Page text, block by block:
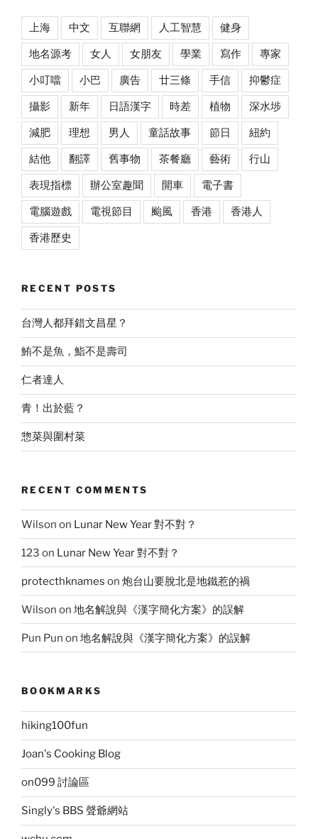
上海 中文 互聯網 人工智慧 健身
地名源考 女人 女朋友 學業 寫作 專家
小叮噹 小巴 廣告 廿三條 手信 抑鬱症
攝影 新年 日語漢字 時差 植物 深水埗
減肥 理想 男人 童話故事 節日 紐約
結他 翻譯 舊事物 茶餐廳 藝術 行山
表現指標 辦公室趣聞 開車 電子書
電腦遊戲 電視節目 颱風 香港 香港人
香港歷史
RECENT POSTS
台灣人都拜錯文昌星？
鮪不是魚，鮨不是壽司
仁者達人
青！出於藍？
惣菜與圍村菜
RECENT COMMENTS
Wilson on Lunar New Year 對不對？
123 on Lunar New Year 對不對？
protecthknames on 炮台山要脫北是地鐵惹的禍
Wilson on 地名解說與《漢字簡化方案》的誤解
Pun Pun on 地名解說與《漢字簡化方案》的誤解
BOOKMARKS
hiking100fun
Joan's Cooking Blog
on099 討論區
Singly's BBS 聲爺網站